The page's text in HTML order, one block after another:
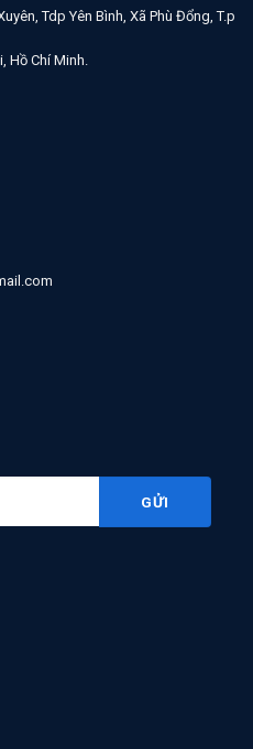
Tdp Yên Bình, Xã Phù Đổng, T.p
Hồ Chí Minh.